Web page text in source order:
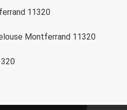
11320
Montferrand 11320